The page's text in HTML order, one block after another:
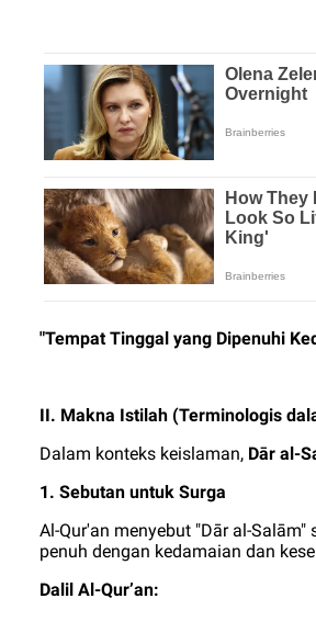
"Tempat Tinggal yang Dipenuhi
II. Makna Istilah (Terminologis
Dalam konteks keislaman, Dār al-
1. Sebutan untuk Surga
Al-Qur'an menyebut "Dār al-
penuh dengan kedamaian dan
Dalil Al-Qur’an: